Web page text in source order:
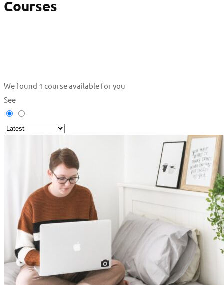
Courses
We found 1 course available for you
See